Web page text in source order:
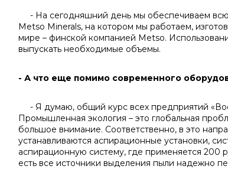
- На сегодняшний день мы обеспечиваем всю
Metso Minerals, на котором мы работаем,
мире – финской компанией Metso.
выпускать необходимые объемы.
- А что еще помимо современного
- Я думаю, общий курс всех предприятий
Промышленная экология – это глобальная
большое внимание. Соответственно, в это
устанавливаются аспирационные установки,
аспирационную систему, где применяется 200
есть все источники выделения пыли надежно